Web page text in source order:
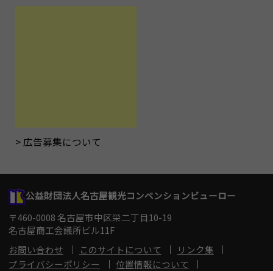
広告募集について
公益財団法人名古屋観光コンベンションビューロー
〒460-0008 名古屋市中区栄二丁目10-19
名古屋商工会議所ビル11F
お問い合わせ
このサイトについて
リンク集
プライバシーポリシー
位置情報について